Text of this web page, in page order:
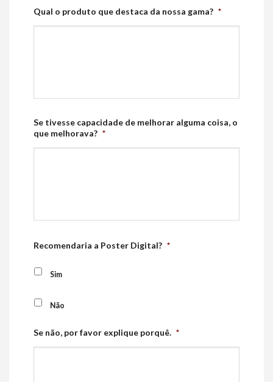
Qual o produto que destaca da nossa gama? *
Se tivesse capacidade de melhorar alguma coisa, o
que melhorava? *
Recomendaria a Poster Digital? *
Sim
Não
Se não, por favor explique porquê. *